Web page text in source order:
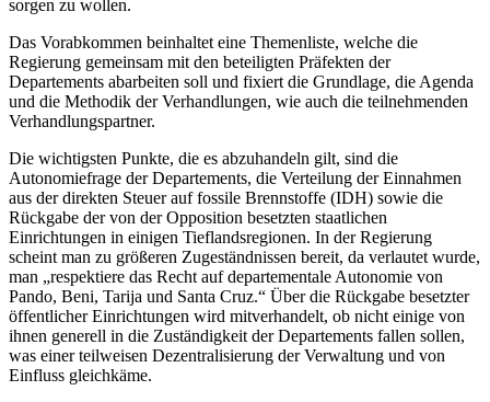
sorgen zu wollen.
Das Vorabkommen beinhaltet eine Themenliste, welche die
Regierung gemeinsam mit den beteiligten Präfekten der
Departements abarbeiten soll und fixiert die Grundlage, die Agenda
und die Methodik der Verhandlungen, wie auch die teilnehmenden
Verhandlungspartner.
Die wichtigsten Punkte, die es abzuhandeln gilt, sind die
Autonomiefrage der Departements, die Verteilung der Einnahmen
aus der direkten Steuer auf fossile Brennstoffe (IDH) sowie die
Rückgabe der von der Opposition besetzten staatlichen
Einrichtungen in einigen Tieflandsregionen. In der Regierung
scheint man zu größeren Zugeständnissen bereit, da verlautet wurde,
man „respektiere das Recht auf departementale Autonomie von
Pando, Beni, Tarija und Santa Cruz.“ Über die Rückgabe besetzter
öffentlicher Einrichtungen wird mitverhandelt, ob nicht einige von
ihnen generell in die Zuständigkeit der Departements fallen sollen,
was einer teilweisen Dezentralisierung der Verwaltung und von
Einfluss gleichkäme.